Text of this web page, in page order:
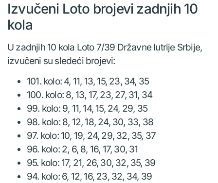
Izvučeni Loto brojevi zadnjih 10
kola
U zadnjih 10 kola Loto 7/39 Državne lutrije Srbije,
izvučeni su sledeći brojevi:
101. kolo: 4, 11, 13, 15, 23, 34, 35
100. kolo: 8, 13, 17, 23, 27, 31, 34
99. kolo: 9, 11, 14, 15, 24, 29, 35
98. kolo: 8, 12, 18, 24, 30, 33, 38
97. kolo: 10, 19, 24, 29, 32, 35, 37
96. kolo: 2, 6, 8, 16, 17, 30, 31
95. kolo: 17, 21, 26, 30, 32, 35, 39
94. kolo: 6, 12, 16, 23, 32, 34, 39